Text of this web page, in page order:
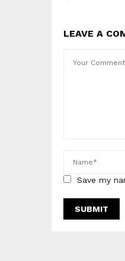
LEAVE A
Save my